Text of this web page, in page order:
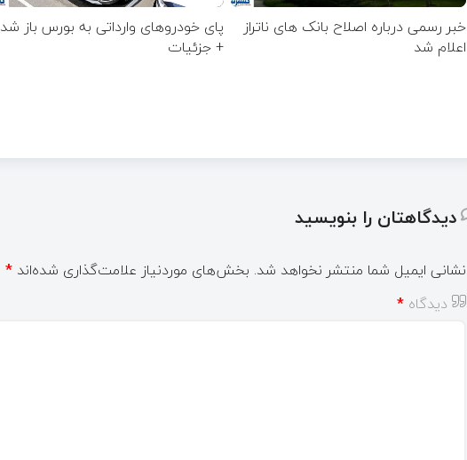
خبر رسمی درباره اصلاح بانک های ناتراز
اعلام شد
پای خودروهای وارداتی به بورس باز شد
+ جزئیات
دیدگاهتان را بنویسید
نشانی ایمیل شما منتشر نخواهد شد. بخش‌های موردنیاز علامت‌گذاری شده‌اند *
دیدگاه *